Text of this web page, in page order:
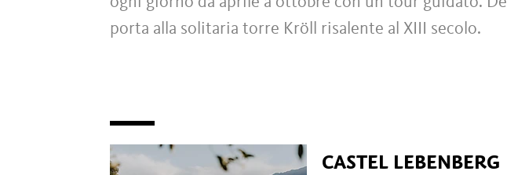
porta alla solitaria torre Kröll risalente al XIII secolo.
CASTEL LEBENBERG